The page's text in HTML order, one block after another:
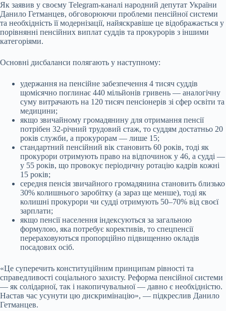
Як заявив у своєму Telegram-каналі народний депутат України
Данило Гетманцев, обговорюючи проблеми пенсійної системи
та необхідність її модернізації, найяскравіше це відображається у
порівнянні пенсійних виплат суддів та прокурорів з іншими
категоріями.
Основні дисбаланси полягають у наступному:
удержання на пенсійне забезпечення 4 тисяч суддів
щомісячно поглинає 440 мільйонів гривень — аналогічну
суму витрачають на 120 тисяч пенсіонерів зі сфер освіти та
медицини;
якщо звичайному громадянину для отримання пенсії
потрібен 32-річний трудовий стаж, то суддям достатньо 20
років служби, а прокурорам — лише 15;
стандартний пенсійний вік становить 60 років, тоді як
прокурори отримують право на відпочинок у 46, а судді —
у 55 років, що провокує періодичну ротацію кадрів кожні
15 років;
середня пенсія звичайного громадянина становить близько
30% колишнього заробітку (а зараз ще менше), тоді як
колишні прокурори чи судді отримують 50–70% від своєї
зарплати;
якщо пенсії населення індексуються за загальною
формулою, яка потребує корективів, то спецпенсії
перераховуються пропорційно підвищенню окладів
посадових осіб.
«Це суперечить конституційним принципам рівності та
справедливості соціального захисту. Реформа пенсійної системи
— як солідарної, так і накопичувальної — давно є необхідністю.
Настав час усунути цю дискримінацію», — підкреслив Данило
Гетманцев.